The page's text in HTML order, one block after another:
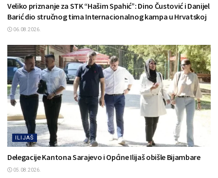
Veliko priznanje za STK “Hašim Spahić”: Dino Čustović i Danijel
Barić dio stručnog tima Internacionalnog kampa u Hrvatskoj
06.08.2026.
ILIJAŠ
Delegacije Kantona Sarajevo i Općine Ilijaš obišle Bijambare
05.08.2026.